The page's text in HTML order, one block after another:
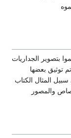
بتصوير الجداريات
توثيق بعضها
المثال الكتاب
والمصور